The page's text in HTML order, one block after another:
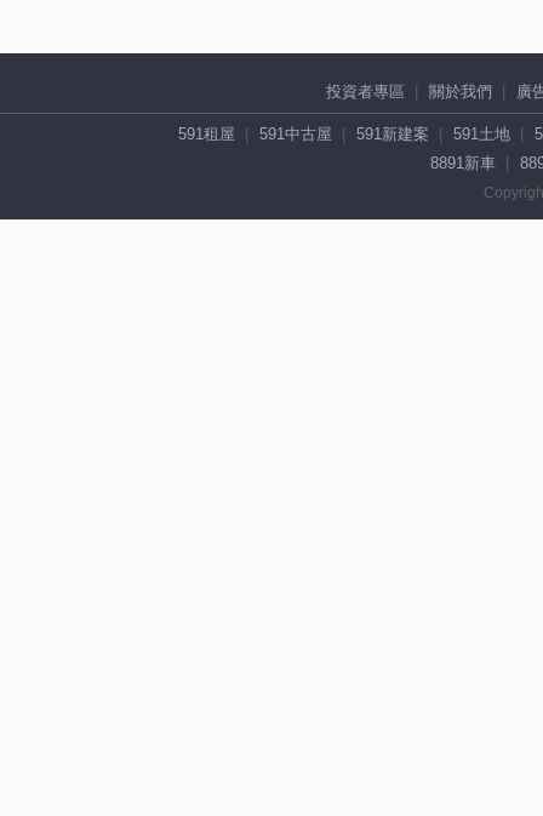
投資者專區 關於我們 廣
591租屋 591中古屋 591新建案 591土地
8891新車